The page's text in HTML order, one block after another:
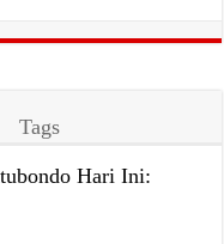
Tags
Hari Ini: